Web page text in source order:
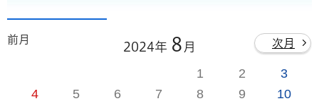
前月
2024年 8 月 次月
1 2
3
4
5 6 7 8 9
10